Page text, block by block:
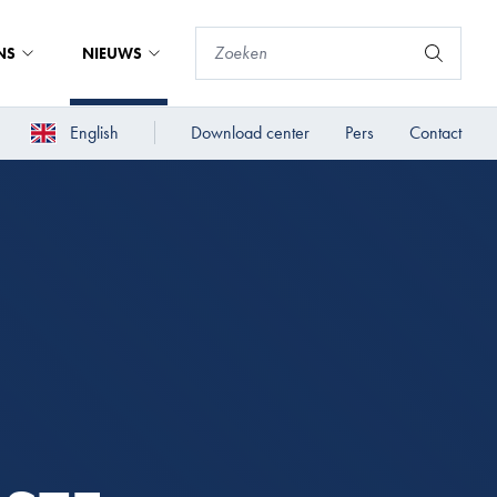
NIEUWS
English Download center Pers Contact